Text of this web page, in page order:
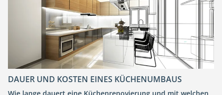
DAUER UND KOSTEN EINES KÜCHENUMBAUS